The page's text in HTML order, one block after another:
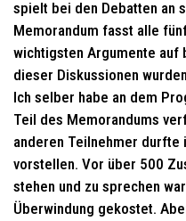
spielt bei den Debatten an
Memorandum fasst alle
wichtigsten Argumente auf
dieser Diskussionen
Ich selber habe an dem
Teil des Memorandums
anderen Teilnehmer durfte
vorstellen. Vor über 500
stehen und zu sprechen
Überwindung gekostet.